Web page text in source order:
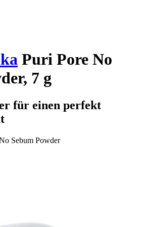
Puri Pore No
7 g
für einen perfekt
Sebum Powder